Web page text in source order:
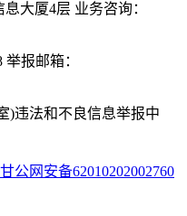
大厦4层 业务咨询：
报邮箱：
)违法和不良信息举报中
甘公网安备62010202002760